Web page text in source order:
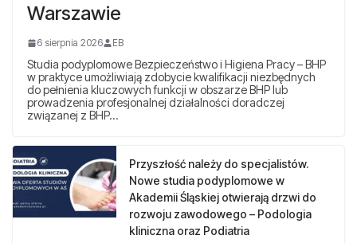
Warszawie
6 sierpnia 2026 EB
Studia podyplomowe Bezpieczeństwo i Higiena Pracy – BHP
w praktyce umożliwiają zdobycie kwalifikacji niezbędnych
do pełnienia kluczowych funkcji w obszarze BHP lub
prowadzenia profesjonalnej działalności doradczej
związanej z BHP…
Przyszłość należy do specjalistów.
Nowe studia podyplomowe w
Akademii Śląskiej otwierają drzwi do
rozwoju zawodowego – Podologia
kliniczna oraz Podiatria